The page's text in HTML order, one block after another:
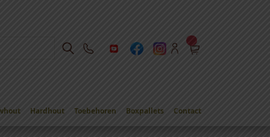
Hardhout Toebehoren Boxpallets Contact